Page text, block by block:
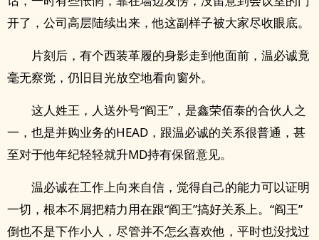
开了，公司高层陆续出来，他这副样子被大家尽收眼底。
片刻后，有个西装革履的身影走到他面前，温必诚竟
毫无察觉，仍旧目光放空地看向窗外。
这人姓王，人送外号“阎王”，是鑫荣佰泰的合伙人之
一，也是并购业务的HEAD，跟温必诚的关系很普通，甚
至对于他年纪轻轻就升MD持有保留意见。
温必诚在工作上向来自信，觉得自己的能力可以证明
一切，根本不屑把精力用在跟“阎王”搞好关系上。“阎王”
倒也不是下作小人，尽管并不怎幺喜欢他，平时也没找过